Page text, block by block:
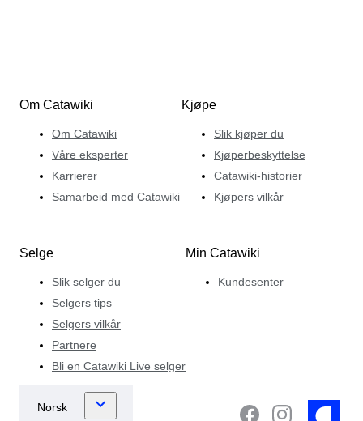
Om Catawiki
Om Catawiki
Våre eksperter
Karrierer
Samarbeid med Catawiki
Kjøpe
Slik kjøper du
Kjøperbeskyttelse
Catawiki-historier
Kjøpers vilkår
Selge
Slik selger du
Selgers tips
Selgers vilkår
Partnere
Bli en Catawiki Live selger
Min Catawiki
Kundesenter